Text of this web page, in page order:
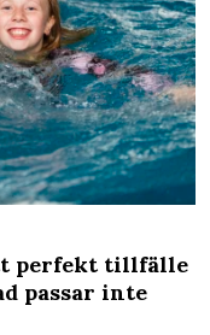
perfekt tillfälle
passar inte